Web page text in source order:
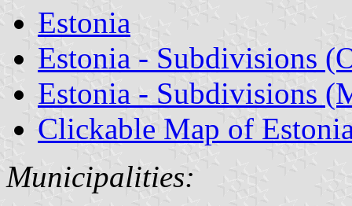
Estonia
Estonia - Subdivisions
Estonia - Subdivisions
Clickable Map of
Municipalities: